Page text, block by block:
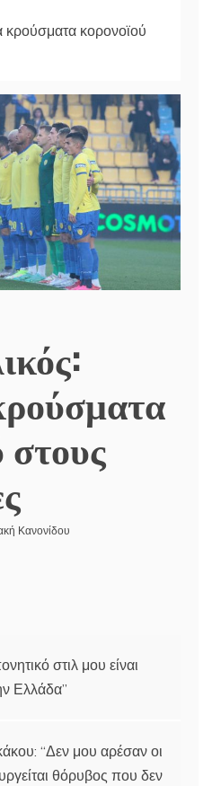
κρούσματα κορονοϊού
στους
Κανονίδου
στιλ μου είναι
Ελλάδα”
“Δεν μου αρέσαν οι
θόρυβος που δεν